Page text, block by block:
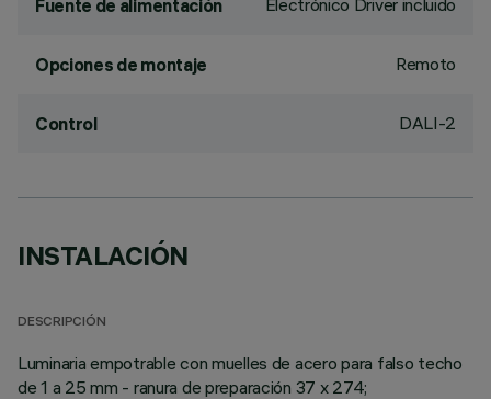
Fuente de alimentación Electrónico Driver incluido
Opciones de montaje Remoto
Control DALI-2
INSTALACIÓN
DESCRIPCIÓN
Luminaria empotrable con muelles de acero para falso techo
de 1 a 25 mm - ranura de preparación 37 x 274;